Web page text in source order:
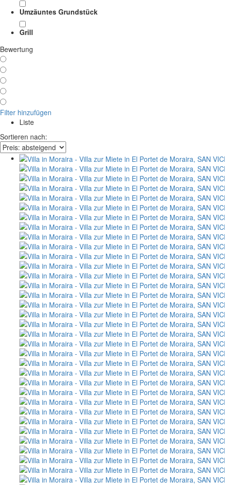
Umzäuntes Grundstück
Grill
Bewertung
Filter hinzufügen
Liste
Sortieren nach: